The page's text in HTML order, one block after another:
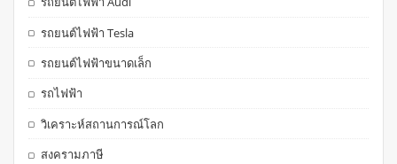
รถยนต์ไฟฟ้า Tesla
รถยนต์ไฟฟ้าขนาดเล็ก
รถไฟฟ้า
วิเคราะห์สถานการณ์โลก
สงครามภาษี